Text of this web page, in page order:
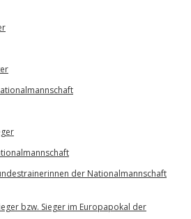
der Nationalmannschaft
bzw. Sieger im Europapokal der